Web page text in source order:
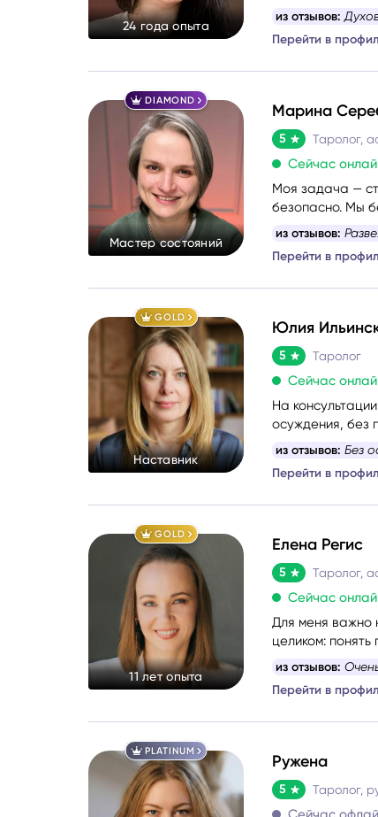
24 года опыта
информацию,
из отзывов:
Перейти в
DIAMOND
Мастер состояний
Марина
5 Таролог,
Сейчас
Моя задача —
безопасно. Мы
сессии с
глубоким
ситуации,
спокойно — и
из отзывов:
Перейти в
GOLD
Наставник
Юлия
5 Таролог
Сейчас
На
осуждения, без
выговориться,
тяжело,
опору и увидеть
к себе.
из отзывов: Без
Перейти в
GOLD
11 лет опыта
Елена Регис
5 Таролог,
Сейчас
Для меня важно
целиком:
возможности,
категоричные
после
из отзывов: Было
Перейти в
PLATINUM
Ружена
5